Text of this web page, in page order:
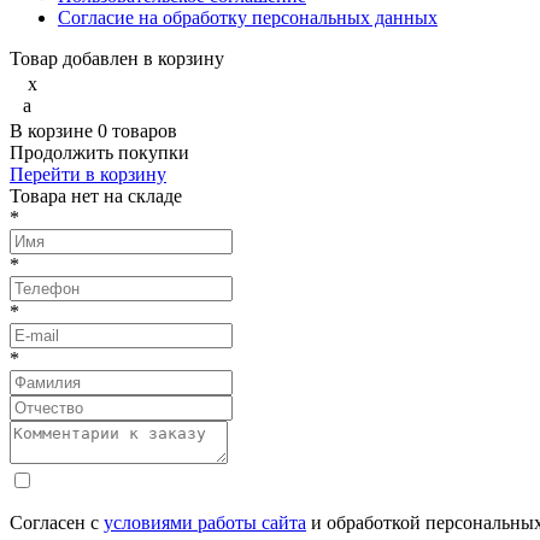
Согласие на обработку персональных данных
Товар добавлен в корзину
x
a
В корзине 0 товаров
Продолжить покупки
Перейти в корзину
Товарa нет на складе
*
*
*
*
Согласен с условиями работы сайта и обработкой